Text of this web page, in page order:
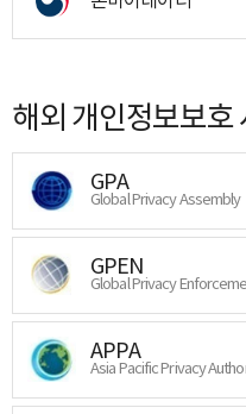
해외 개인정보보호
GPA
Global Privacy Assembly
GPEN
Global Privacy
APPA
Asia Pacific Privacy